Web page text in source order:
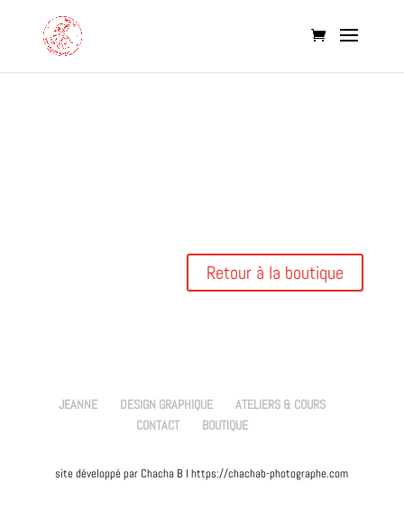
Retour à la boutique
JEANNE DESIGN GRAPHIQUE
ATELIERS & COURS
CONTACT
BOUTIQUE
site développé par Chacha B I https://chachab-photographe.com